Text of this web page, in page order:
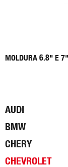
MOLDURA 6.8" E
AUDI
BMW
CHERY
CHEVROLET